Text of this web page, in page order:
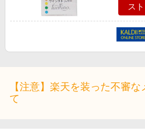
ス
【注意】楽天を装った不審
て